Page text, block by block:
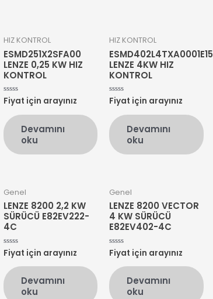
HIZ KONTROL
ESMD251X2SFA00
LENZE 0,25 KW HIZ
KONTROL
5
üzerinden
oy
aldı
Fiyat için arayınız
Devamını
oku
HIZ KONTROL
ESMD402L4TXA0001E15
LENZE 4KW HIZ
KONTROL
5
üzerinden
oy
aldı
Fiyat için arayınız
Devamını
oku
Genel
LENZE 8200 2,2 KW
SÜRÜCÜ E82EV222-
4C
5
üzerinden
oy
aldı
Fiyat için arayınız
Devamını
oku
Genel
LENZE 8200 VECTOR
4 KW SÜRÜCÜ
E82EV402-4C
5
üzerinden
oy
aldı
Fiyat için arayınız
Devamını
oku